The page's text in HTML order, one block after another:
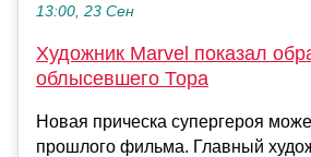
13:00, 23 Сен
Художник Marvel показал
облысевшего Тора
Новая прическа супергероя
прошлого фильма. Главный